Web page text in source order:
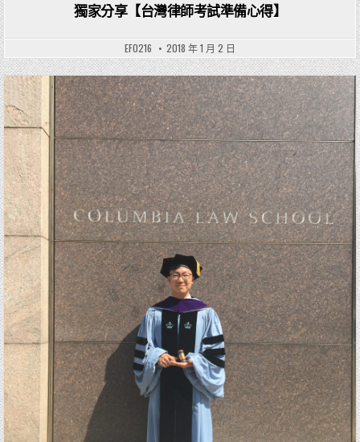
獨家分享【台灣律師考試準備心得】
EF0216 2018 年 1 月 2 日
Posted in